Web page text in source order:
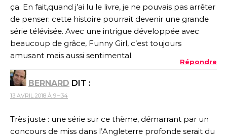
ça. En fait,quand j’ai lu le livre, je ne pouvais pas arrêter
de penser: cette histoire pourrait devenir une grande
série télévisée. Avec une intrigue développée avec
beaucoup de grâce, Funny Girl, c’est toujours
amusant mais aussi sentimental.
Répondre
BERNARD DIT :
13 AVRIL 2018 À 9H34
Très juste : une série sur ce thème, démarrant par un
concours de miss dans l’Angleterre profonde serait du